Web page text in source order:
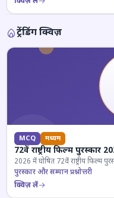
ट्रेंडिंग क्विज़
MCQ मध्यम
72वें राष्ट्रीय फिल्म पुरस्कार
2026 में घोषित 72वें राष्ट्रीय फिल्म
पुरस्कार और सम्मान प्रश्नोत्तरी
क्विज़ लें